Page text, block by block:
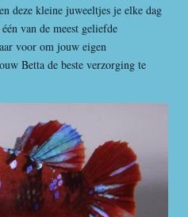
deze kleine juweeltjes je elke dag
van de meest geliefde
voor om jouw eigen
Betta de beste verzorging te